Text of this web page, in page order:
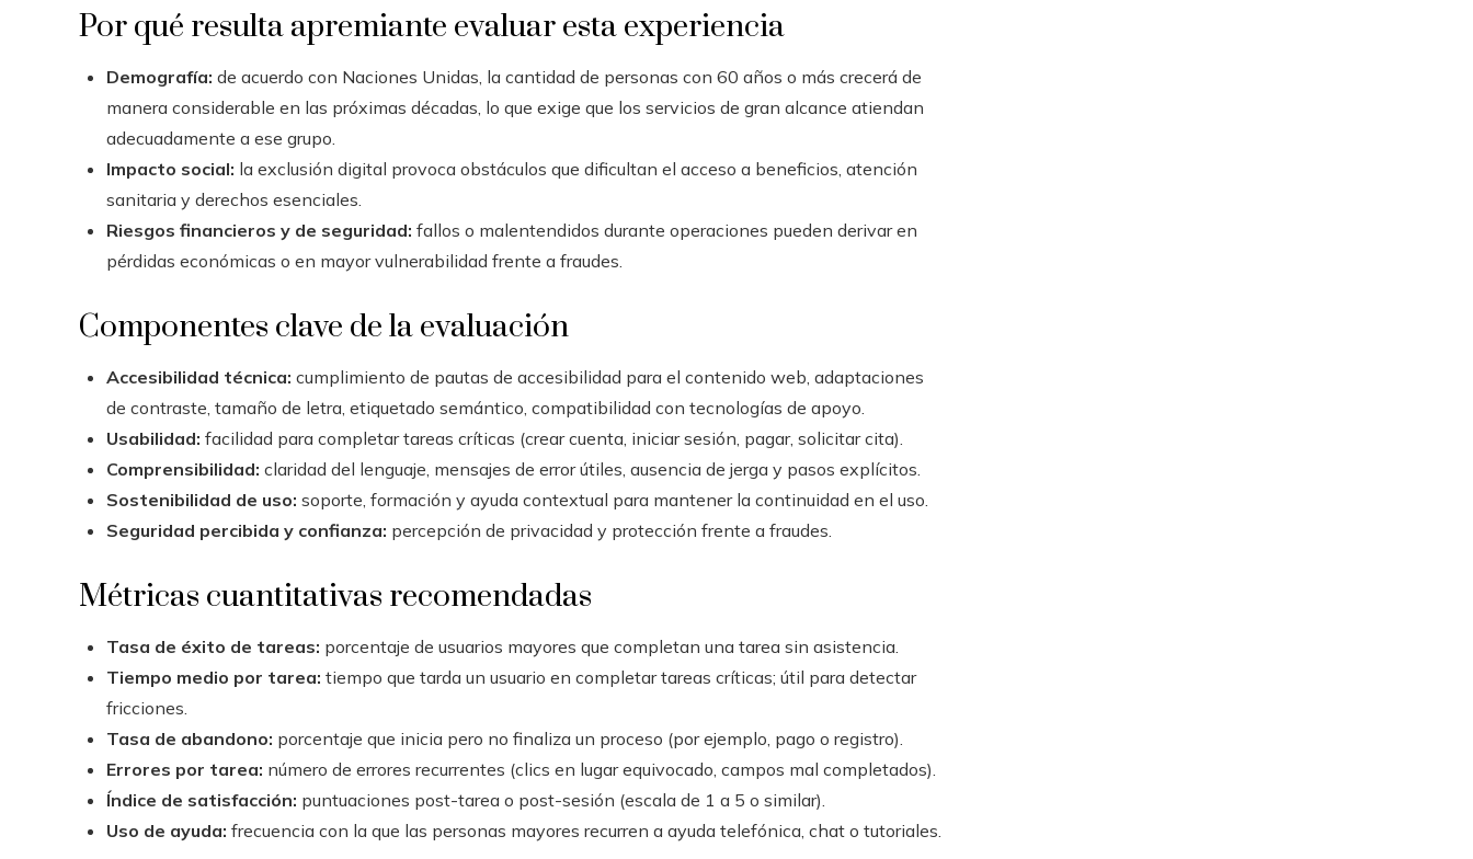
Por qué resulta apremiante evaluar esta experiencia
Demografía: de acuerdo con Naciones Unidas, la cantidad de personas con 60 años o más crecerá de
manera considerable en las próximas décadas, lo que exige que los servicios de gran alcance atiendan
adecuadamente a ese grupo.
Impacto social: la exclusión digital provoca obstáculos que dificultan el acceso a beneficios, atención
sanitaria y derechos esenciales.
Riesgos financieros y de seguridad: fallos o malentendidos durante operaciones pueden derivar en
pérdidas económicas o en mayor vulnerabilidad frente a fraudes.
Componentes clave de la evaluación
Accesibilidad técnica: cumplimiento de pautas de accesibilidad para el contenido web, adaptaciones
de contraste, tamaño de letra, etiquetado semántico, compatibilidad con tecnologías de apoyo.
Usabilidad: facilidad para completar tareas críticas (crear cuenta, iniciar sesión, pagar, solicitar cita).
Comprensibilidad: claridad del lenguaje, mensajes de error útiles, ausencia de jerga y pasos explícitos.
Sostenibilidad de uso: soporte, formación y ayuda contextual para mantener la continuidad en el uso.
Seguridad percibida y confianza: percepción de privacidad y protección frente a fraudes.
Métricas cuantitativas recomendadas
Tasa de éxito de tareas: porcentaje de usuarios mayores que completan una tarea sin asistencia.
Tiempo medio por tarea: tiempo que tarda un usuario en completar tareas críticas; útil para detectar
fricciones.
Tasa de abandono: porcentaje que inicia pero no finaliza un proceso (por ejemplo, pago o registro).
Errores por tarea: número de errores recurrentes (clics en lugar equivocado, campos mal completados).
Índice de satisfacción: puntuaciones post-tarea o post-sesión (escala de 1 a 5 o similar).
Uso de ayuda: frecuencia con la que las personas mayores recurren a ayuda telefónica, chat o tutoriales.